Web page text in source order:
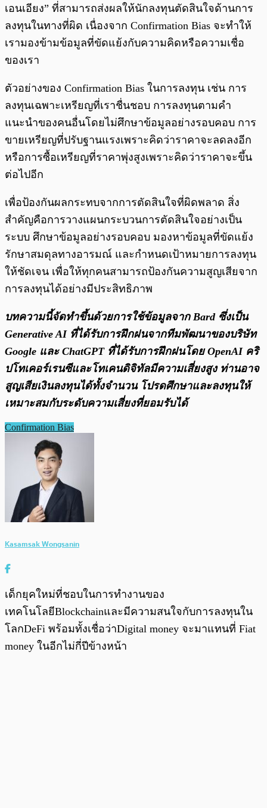
เอนเอียง” ที่สามารถส่งผลให้นักลงทุนตัดสินใจด้านการ
ลงทุนในทางที่ผิด เนื่องจาก Confirmation Bias จะทำให้
เรามองข้ามข้อมูลที่ขัดแย้งกับความคิดหรือความเชื่อ
ของเรา
ตัวอย่างของ Confirmation Bias ในการลงทุน เช่น การ
ลงทุนเฉพาะเหรียญที่เราชื่นชอบ การลงทุนตามคำ
แนะนำของคนอื่นโดยไม่ศึกษาข้อมูลอย่างรอบคอบ การ
ขายเหรียญที่ปรับฐานแรงเพราะคิดว่าราคาจะลดลงอีก
หรือการซื้อเหรียญที่ราคาพุ่งสูงเพราะคิดว่าราคาจะขึ้น
ต่อไปอีก
เพื่อป้องกันผลกระทบจากการตัดสินใจที่ผิดพลาด สิ่ง
สำคัญคือการวางแผนกระบวนการตัดสินใจอย่างเป็น
ระบบ ศึกษาข้อมูลอย่างรอบคอบ มองหาข้อมูลที่ขัดแย้ง
รักษาสมดุลทางอารมณ์ และกำหนดเป้าหมายการลงทุน
ให้ชัดเจน เพื่อให้ทุกคนสามารถป้องกันความสูญเสียจาก
การลงทุนได้อย่างมีประสิทธิภาพ
บทความนี้จัดทำขึ้นด้วยการใช้ข้อมูลจาก Bard ซึ่งเป็น
Generative AI ที่ได้รับการฝึกฝนจากทีมพัฒนาของบริษัท
Google และ ChatGPT ที่ได้รับการฝึกฝนโดย OpenAI คริ
ปโทเคอร์เรนซีและโทเคนดิจิทัลมีความเสี่ยงสูง ท่านอาจ
สูญเสียเงินลงทุนได้ทั้งจํานวน โปรดศึกษาและลงทุนให้
เหมาะสมกับระดับความเสี่ยงที่ยอมรับได้
Confirmation Bias
Kasamsak Wongsanin
เด็กยุคใหม่ที่ชอบในการทำงานของ
เทคโนโลยีBlockchainและมีความสนใจกับการลงทุนใน
โลกDeFi พร้อมทั้งเชื่อว่าDigital money จะมาแทนที่ Fiat
money ในอีกไม่กี่ปีข้างหน้า